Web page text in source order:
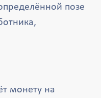
позе
монету на